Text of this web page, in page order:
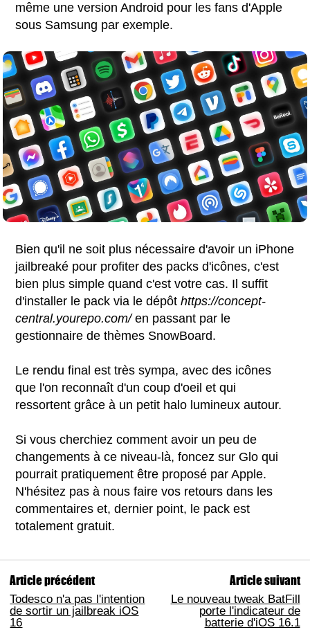
même une version Android pour les fans d'Apple
sous Samsung par exemple.
Bien qu'il ne soit plus nécessaire d'avoir un iPhone
jailbreaké pour profiter des packs d'icônes, c'est
bien plus simple quand c'est votre cas. Il suffit
d'installer le pack via le dépôthttps://concept-
central.yourepo.com/en passant par le
gestionnaire de thèmes SnowBoard.
Le rendu final est très sympa, avec des icônes
que l'on reconnaît d'un coup d'oeil et qui
ressortent grâce à un petit halo lumineux autour.
Si vous cherchiez comment avoir un peu de
changements à ce niveau-là, foncez sur Glo qui
pourrait pratiquement être proposé par Apple.
N'hésitez pas à nous faire vos retours dans les
commentaires et, dernier point, le pack est
totalement gratuit.
Article précédent
Todesco n'a pas l'intention
de sortir un jailbreak iOS
16
Article suivant
Le nouveau tweak BatFill
porte l'indicateur de
batterie d'iOS 16.1